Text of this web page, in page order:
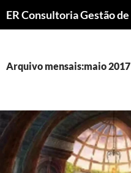
CONTEÚDO
Arquivo mensais:maio 2017